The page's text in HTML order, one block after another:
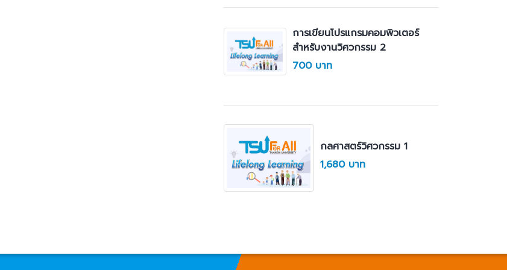
การเขียนโปรแกรมคอมพิวเตอร์
สำหรับงานวิศวกรรม 2
700 บาท
กลศาสตร์วิศวกรรม 1
1,680 บาท